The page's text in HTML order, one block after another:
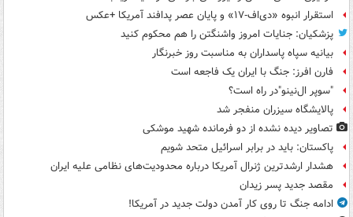
استقرار انبوه «دی‌اف‑۱۷» و پایان عصر پدافند آمریکا +عکس
پزشکیان: جنایات امروز واشنگتن را هم محکوم کنید
بیانیه سپاه پاسداران به مناسبت روز خبرنگار
فارن افرز: جنگ با ایران یک فاجعه است
"سوپر ال‌نینو"در راه است؟
پالایشگاه سیزران منفجر شد
تصاویر دیده‌ نشده از دو فرمانده شهید موشکی
پاکستان: باید در برابر اسرائیل متحد شویم
هشدار ارشدترین ژنرال آمریکا درباره محدودیت‌های نظامی علیه ایران
مقصد جدید پسر زیدان
ادامه جنگ تا روی کار آمدن دولت جدید در آمریکا!